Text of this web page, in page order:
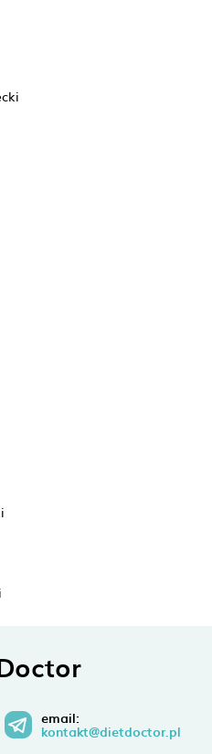
email:
kontakt@dietdoctor.pl